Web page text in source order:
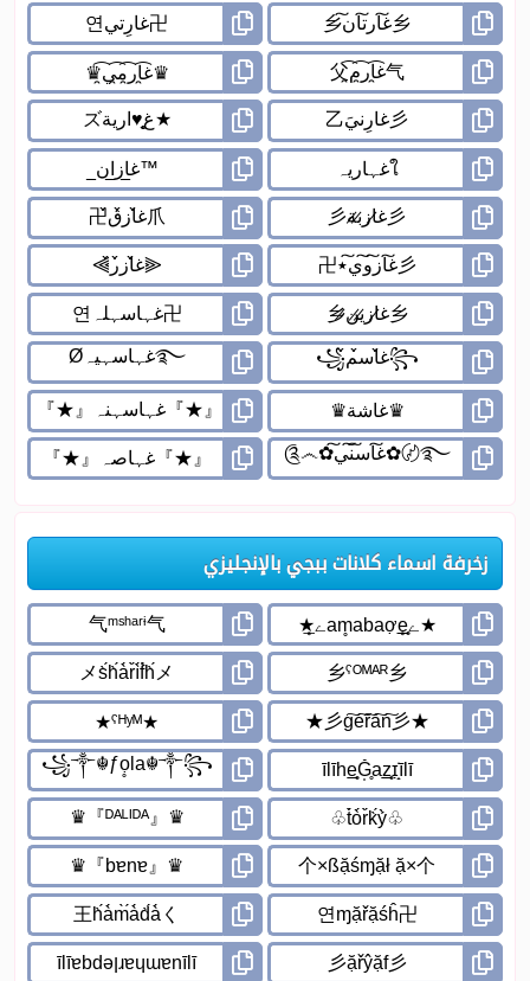
زخرفة اسماء كلانات ببجي بالإنجليزي